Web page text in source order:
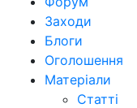
Заходи
Блоги
Оголошення
Матеріали
Статті